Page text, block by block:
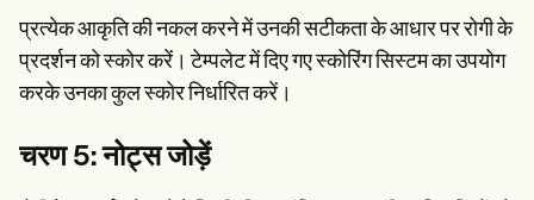
प्रत्येक आकृति की नकल करने में उनकी सटीकता के आधार पर रोगी के
प्रदर्शन को स्कोर करें। टेम्पलेट में दिए गए स्कोरिंग सिस्टम का उपयोग
करके उनका कुल स्कोर निर्धारित करें।
चरण 5: नोट्स जोड़ें